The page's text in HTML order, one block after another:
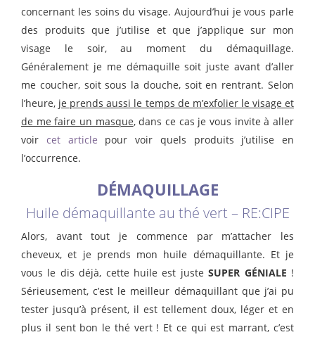
concernant les soins du visage. Aujourd’hui je vous parle
des produits que j’utilise et que j’applique sur mon
visage le soir, au moment du démaquillage.
Généralement je me démaquille soit juste avant d’aller
me coucher, soit sous la douche, soit en rentrant. Selon
l’heure, je prends aussi le temps de m’exfolier le visage et
de me faire un masque, dans ce cas je vous invite à aller
voir cet article pour voir quels produits j’utilise en
l’occurrence.
DÉMAQUILLAGE
Huile démaquillante au thé vert – RE:CIPE
Alors, avant tout je commence par m’attacher les
cheveux, et je prends mon huile démaquillante. Et je
vous le dis déjà, cette huile est justeSUPER GÉNIALE !
Sérieusement, c’est le meilleur démaquillant que j’ai pu
tester jusqu’à présent, il est tellement doux, léger et en
plus il sent bon le thé vert ! Et ce qui est marrant, c’est